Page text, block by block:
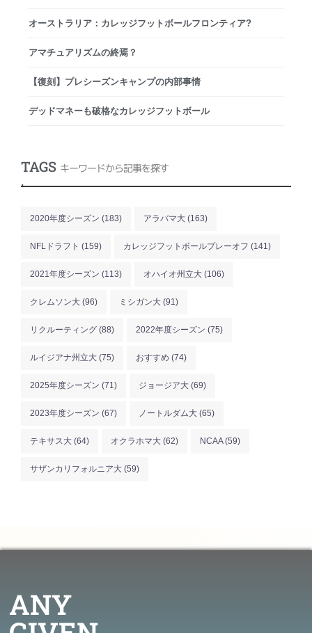
オーストラリア：カレッジフットボールフロンティア?
アマチュアリズムの終焉？
【復刻】プレシーズンキャンプの内部事情
デッドマネーも破格なカレッジフットボール
TAGS キーワードから記事を探す
.
2020年度シーズン (183) アラバマ大 (163)
NFLドラフト (159) カレッジフットボールプレーオフ (141)
2021年度シーズン (113) オハイオ州立大 (106)
クレムソン大 (96) ミシガン大 (91)
リクルーティング (88) 2022年度シーズン (75)
ルイジアナ州立大 (75) おすすめ (74)
2025年度シーズン (71) ジョージア大 (69)
2023年度シーズン (67) ノートルダム大 (65)
テキサス大 (64) オクラホマ大 (62) NCAA(59)
サザンカリフォルニア大 (59)
ANY